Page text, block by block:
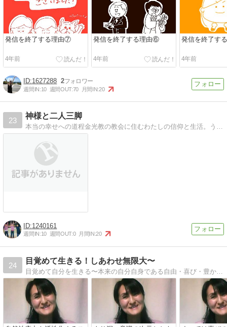
発信を終了する理由⑦
4年前
発信を終了する理由⑥
4年前
発信を終了す
4年前
1627288 2
週間IN:10 週間OUT:70 月間IN:20
23
神様と二人三脚
1240161
週間IN:10 週間OUT:0 月間IN:20
24
目覚めて生きる！しあわせ無限大〜
目覚めて自分を生きる〜本来の自分自身である自由・喜び・豊かさ・愛として存在し、かつ、無限に自分自身を発見していく〜生きることは祝う事。